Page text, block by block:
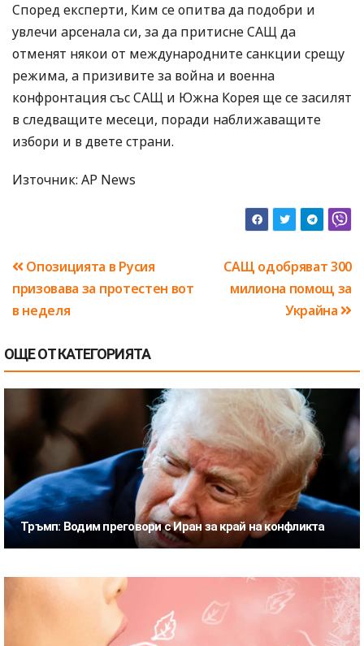
Според експерти, Ким се опитва да подобри и
увлечи арсенала си, за да притисне САЩ да
отменят някои от международните санкции срещу
режима, а призивите за война и военна
конфронтация със САЩ и Южна Корея ще се засилят
в следващите месеци, поради наближаващите
избори и в двете страни.
Източник: AP News
Навигация
САЩ одобряват 300
милиона помощ за
Украйна
Опозицията в Русия
призовава за протестен вот
в неделя
ОЩЕ ОТ КАТЕГОРИЯТА
Тръмп: Водим преговори с Иран за край на конфликта